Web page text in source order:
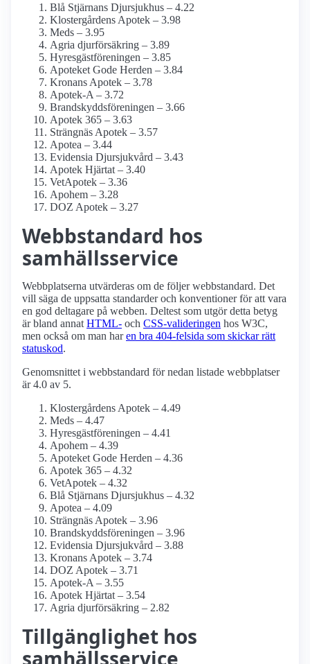
Blå Stjärnans Djursjukhus – 4.22
Klostergårdens Apotek – 3.98
Meds – 3.95
Agria djurförsäkring – 3.89
Hyresgästföreningen – 3.85
Apoteket Gode Herden – 3.84
Kronans Apotek – 3.78
Apotek-A – 3.72
Brandskyddsföreningen – 3.66
Apotek 365 – 3.63
Strängnäs Apotek – 3.57
Apotea – 3.44
Evidensia Djursjukvård – 3.43
Apotek Hjärtat – 3.40
VetApotek – 3.36
Apohem – 3.28
DOZ Apotek – 3.27
Webbstandard hos
samhälls­service
Webbplatserna utvärderas om de följer webbstandard. Det
vill säga de uppsatta standarder och konventioner för att vara
en god deltagare på webben. Deltest som utgör detta betyg
är bland annat HTML- och CSS-valideringen hos W3C,
men också om man haren bra 404-felsida som skickar rätt
statuskod.
Genomsnittet i webbstandard för nedan listade webbplatser
är 4.0 av 5.
Klostergårdens Apotek – 4.49
Meds – 4.47
Hyresgästföreningen – 4.41
Apohem – 4.39
Apoteket Gode Herden – 4.36
Apotek 365 – 4.32
VetApotek – 4.32
Blå Stjärnans Djursjukhus – 4.32
Apotea – 4.09
Strängnäs Apotek – 3.96
Brandskyddsföreningen – 3.96
Evidensia Djursjukvård – 3.88
Kronans Apotek – 3.74
DOZ Apotek – 3.71
Apotek-A – 3.55
Apotek Hjärtat – 3.54
Agria djurförsäkring – 2.82
Tillgänglighet hos
samhälls­service